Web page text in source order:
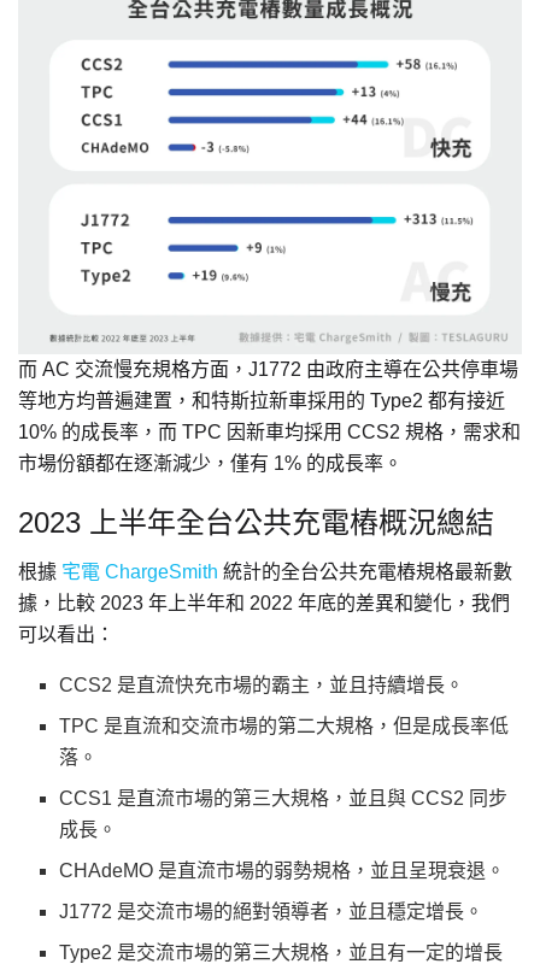
而 AC 交流慢充規格方面，J1772 由政府主導在公共停車場
等地方均普遍建置，和特斯拉新車採用的 Type2 都有接近
10% 的成長率，而 TPC 因新車均採用 CCS2 規格，需求和
市場份額都在逐漸減少，僅有 1% 的成長率。
2023 上半年全台公共充電樁概況總結
根據 宅電 ChargeSmith 統計的全台公共充電樁規格最新數
據，比較 2023 年上半年和 2022 年底的差異和變化，我們
可以看出：
CCS2 是直流快充市場的霸主，並且持續增長。
TPC 是直流和交流市場的第二大規格，但是成長率低
落。
CCS1 是直流市場的第三大規格，並且與 CCS2 同步
成長。
CHAdeMO 是直流市場的弱勢規格，並且呈現衰退。
J1772 是交流市場的絕對領導者，並且穩定增長。
Type2 是交流市場的第三大規格，並且有一定的增長